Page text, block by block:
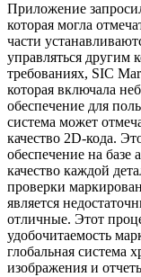
Приложение
которая могла
части
управляться другим
требованиях, SIC
которая включала
обеспечение для
система может
качество 2D-кода.
обеспечение на базе
качество каждой
проверки
является
отличные. Этот
удобочитаемость
глобальная система
изображения и